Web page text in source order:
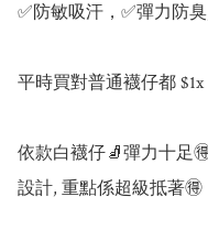
✅防敏吸汗，✅彈力防
平時買對普通襪仔都
依款白襪仔🧦彈力十足
設計, 重點係超級抵著🉐